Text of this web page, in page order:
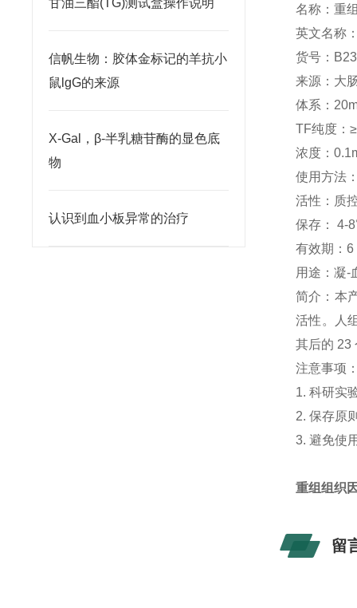
甘油三酯(TG)测试盒操作说明
信帆生物：胶体金标记的羊抗小
鼠lgG的来源
X-Gal，β-半乳糖苷酶的显色底
物
认识到血小板异常的治疗
名称：重
英文名称
货号：
来源：大
体系：
TF纯度：
浓度：
使用方法
活性：质
保存： 4-
有效期：6
用途：凝-
简介：本
活性。人
其后的 23
注意事项
1. 科研实
2. 保存原
3. 避免使
重组组织
留